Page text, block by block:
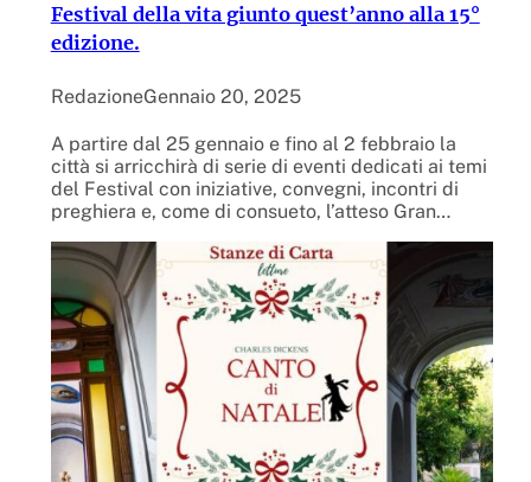
Festival della vita giunto quest’anno alla 15°
edizione.
RedazioneGennaio 20, 2025
A partire dal 25 gennaio e fino al 2 febbraio la
città si arricchirà di serie di eventi dedicati ai temi
del Festival con iniziative, convegni, incontri di
preghiera e, come di consueto, l’atteso Gran…